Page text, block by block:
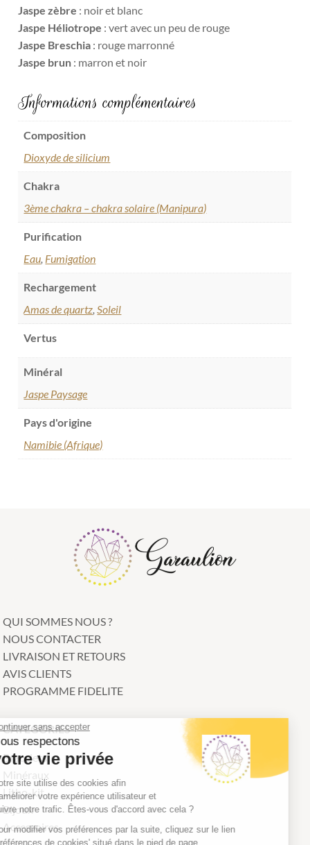
Jaspe zèbre : noir et blanc
Jaspe Héliotrope : vert avec un peu de rouge
Jaspe Breschia : rouge marronné
Jaspe brun : marron et noir
Informations complémentaires
Composition
Dioxyde de silicium
Chakra
3ème chakra – chakra solaire (Manipura)
Purification
Eau Fumigation
Rechargement
Amas de quartz Soleil
Vertus
Minéral
Jaspe Paysage
Pays d'origine
Namibie (Afrique)
QUI SOMMES NOUS ?
NOUS CONTACTER
LIVRAISON ET RETOURS
AVIS CLIENTS
PROGRAMME FIDELITE
CATEGORIES
Bracelets
Minéraux
Litho-kit
Bijoux
Accessoires
Continuer sans accepter
Nous respectons
votre vie privée
Notre site utilise des cookies afin
d'améliorer votre expérience utilisateur et
suivre notre trafic. Êtes-vous d'accord avec cela ?
Pour modifier vos préférences par la suite, cliquez sur le lien
'Préférences de cookies' situé dans le pied de page.